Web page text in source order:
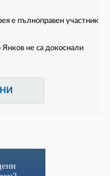
е пълноправен участник
не са докоснали